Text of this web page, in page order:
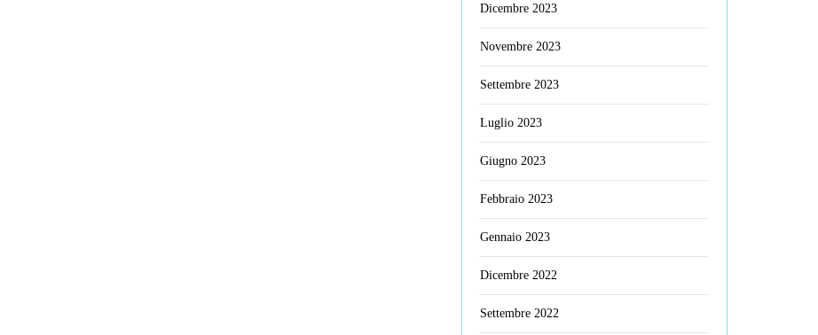
Dicembre 2023
Novembre 2023
Settembre 2023
Luglio 2023
Giugno 2023
Febbraio 2023
Gennaio 2023
Dicembre 2022
Settembre 2022